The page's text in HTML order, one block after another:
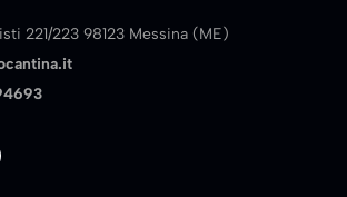
221/223 98123 Messina (ME)